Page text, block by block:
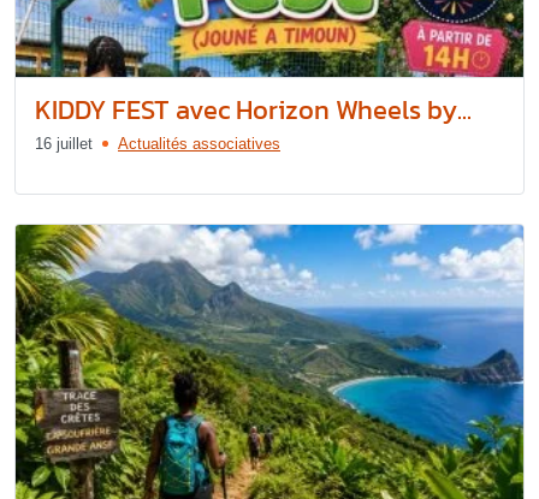
KIDDY FEST avec Horizon Wheels by...
16 juillet Actualités associatives